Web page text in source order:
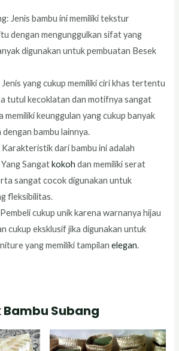
Jenis bambu ini memiliki tekstur
dengan mengunggulkan sifat yang
digunakan untuk pembuatan Besek
yang cukup memiliki ciri khas tertentu
tutul kecoklatan dan motifnya sangat
memiliki keunggulan yang cukup banyak
bambu lainnya.
Karakteristik dari bambu ini adalah
Sangatkokoh dan memiliki serat
sangat cocok digunakan untuk
fleksibilitas.
cukup unik karena warnanya hijau
cukup eksklusif jika digunakan untuk
yang memiliki tampilanelegan.
Bambu Subang